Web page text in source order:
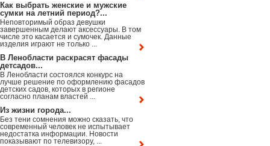
Как выбрать женские и мужские
сумки на летний период?...
Неповторимый образ девушки
завершенным делают аксессуары. В том
числе это касается и сумочек. Данные
изделия играют не только ...
В Ленобласти раскрасят фасады
детсадов...
В Ленобласти состоялся конкурс на
лучше решение по оформлению фасадов
детских садов, которых в регионе
согласно планам властей ...
Из жизни города...
Без тени сомнения можно сказать, что
современный человек не испытывает
недостатка информации. Новости
показывают по телевизору, ...